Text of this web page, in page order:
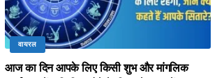
वायरल
आज का दिन आपके लिए किसी शुभ और मांगलिक